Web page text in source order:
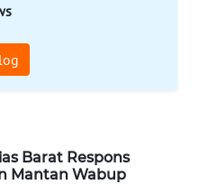
Barat Respons
Mantan Wabup